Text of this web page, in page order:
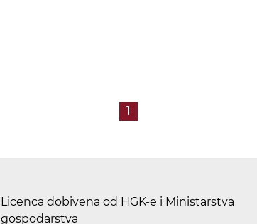
1
Licenca dobivena od HGK-e i Ministarstva
gospodarstva